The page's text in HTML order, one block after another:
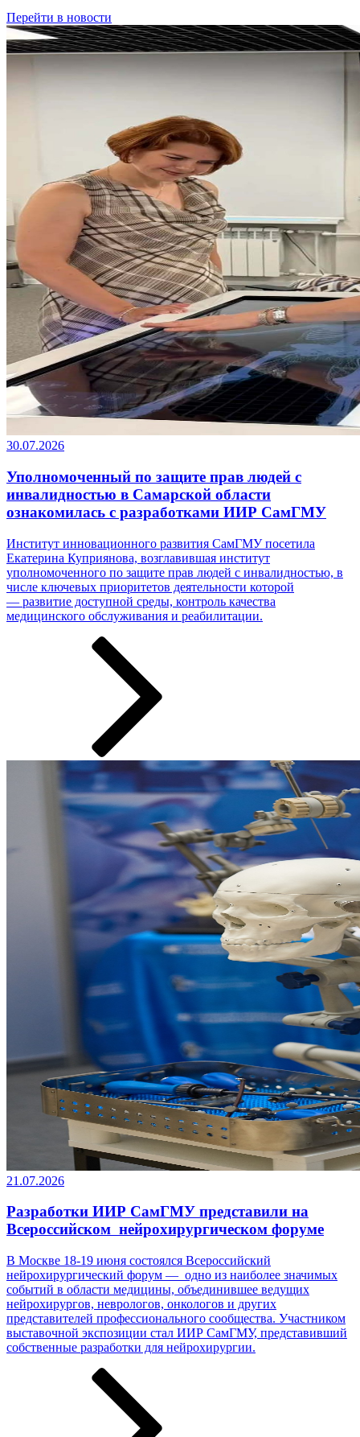
Перейти в новости
30.07.2026
Уполномоченный по защите прав людей с
инвалидностью в Самарской области
ознакомилась с разработками ИИР СамГМУ
Институт инновационного развития СамГМУ посетила
Екатерина Куприянова, возглавившая институт
уполномоченного по защите прав людей с инвалидностью, в
числе ключевых приоритетов деятельности которой
— развитие доступной среды, контроль качества
медицинского обслуживания и реабилитации.
21.07.2026
Разработки ИИР СамГМУ представили на
Всероссийском нейрохирургическом форуме
В Москве 18-19 июня состоялся Всероссийский
нейрохирургический форум — одно из наиболее значимых
событий в области медицины, объединившее ведущих
нейрохирургов, неврологов, онкологов и других
представителей профессионального сообщества. Участником
выставочной экспозиции стал ИИР СамГМУ, представивший
собственные разработки ­­­для нейрохирургии.